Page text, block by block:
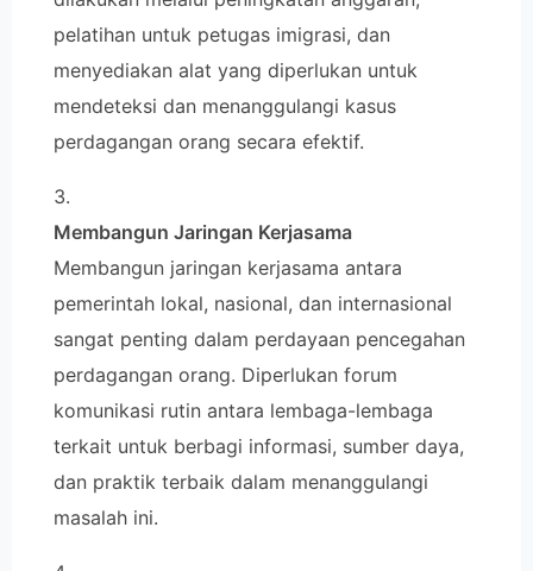
pelatihan untuk petugas imigrasi, dan
menyediakan alat yang diperlukan untuk
mendeteksi dan menanggulangi kasus
perdagangan orang secara efektif.
Membangun Jaringan Kerjasama
Membangun jaringan kerjasama antara
pemerintah lokal, nasional, dan internasional
sangat penting dalam perdayaan pencegahan
perdagangan orang. Diperlukan forum
komunikasi rutin antara lembaga-lembaga
terkait untuk berbagi informasi, sumber daya,
dan praktik terbaik dalam menanggulangi
masalah ini.